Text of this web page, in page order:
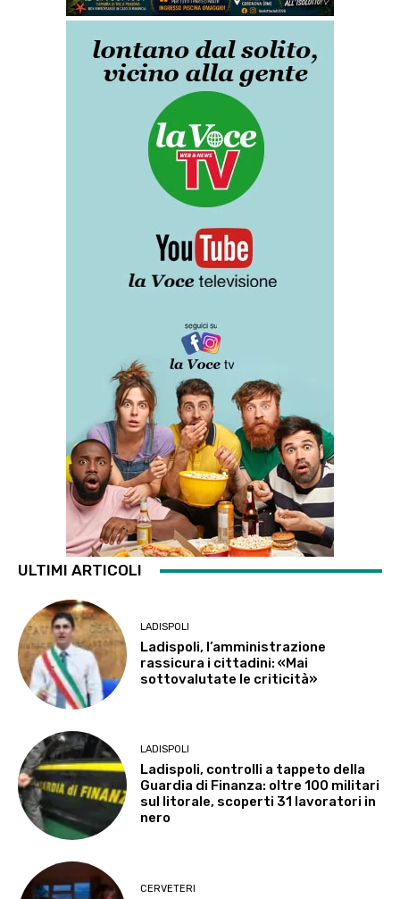
ULTIMI ARTICOLI
LADISPOLI
Ladispoli, l’amministrazione
rassicura i cittadini: «Mai
sottovalutate le criticità»
LADISPOLI
Ladispoli, controlli a tappeto della
Guardia di Finanza: oltre 100 militari
sul litorale, scoperti 31 lavoratori in
nero
CERVETERI